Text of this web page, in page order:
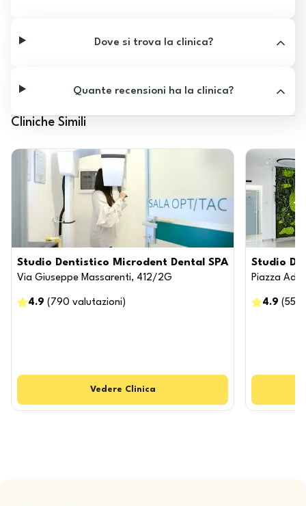
Dove si trova la clinica?
Quante recensioni ha la clinica?
Cliniche Simili
Studio Dentistico Microdent Dental SPA
Via Giuseppe Massarenti, 412/2G
4.9 ( 790 valutazioni )
Vedere Clinica
Studio
Piazza
4.9 (555